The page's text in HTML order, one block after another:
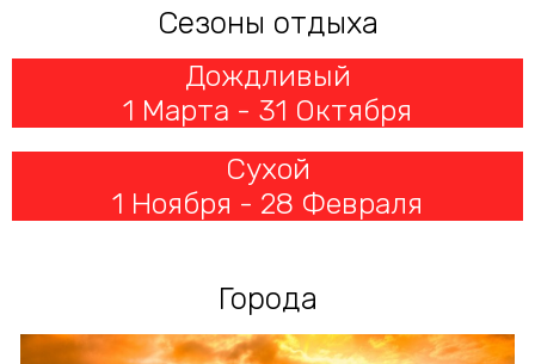
Сезоны отдыха
Дождливый
1 Марта - 31 Октября
Сухой
1 Ноября - 28 Февраля
Города